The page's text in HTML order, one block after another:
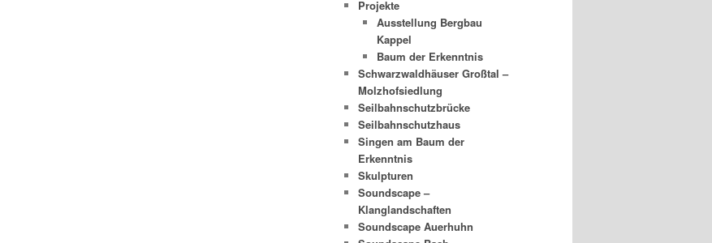
Projekte
Ausstellung Bergbau
Kappel
Baum der Erkenntnis
Schwarzwaldhäuser Großtal –
Molzhofsiedlung
Seilbahnschutzbrücke
Seilbahnschutzhaus
Singen am Baum der
Erkenntnis
Skulpturen
Soundscape –
Klanglandschaften
Soundscape Auerhuhn